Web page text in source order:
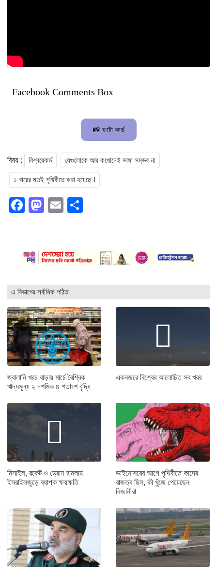
বিশ্বরেকর্ড! যেগুলোকে আর কখোনেই ভাঙ্গা সম্ভব না ! ১ বারের মতই পৃথিবীতে করা হয়েছে !
-সংগৃহীত
Facebook Comments Box
📸 ফটো কার্ড
বিষয় : বিশ্বরেকর্ড যেগুলোকে আর কখোনেই ভাঙ্গা সম্ভব না
১ বারের মতই পৃথিবীতে করা হয়েছে !
Facebook
Mastodon
Email
এ বিভাগের সর্বাধিক পঠিত
জ্বালানি খরচ বাড়ায় মার্চে বৈশ্বিক
খাদ্যমূল্য ২ দশমিক ৪ শতাংশ বৃদ্ধি
একনজরে বিশ্বের আলোচিত সব খবর
মিসাইল, রকেট ও ড্রোন হামলায়
ইসরাইলজুড়ে ব্যাপক ক্ষয়ক্ষতি
ডাইনোসরের আগে পৃথিবীতে কাদের
রাজত্ব ছিল, কী খুঁজে পেয়েছেন
বিজ্ঞানীরা